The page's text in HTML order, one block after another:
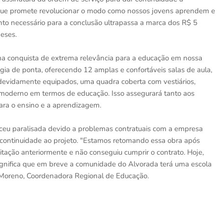
promete revolucionar o modo como nossos jovens aprendem e
necessário para a conclusão ultrapassa a marca dos R$ 5
conquista de extrema relevância para a educação em nossa
de ponta, oferecendo 12 amplas e confortáveis salas de aula,
equipados, uma quadra coberta com vestiários,
em termos de educação. Isso assegurará tanto aos
o ensino e a aprendizagem.
paralisada devido a problemas contratuais com a empresa
ao projeto. "Estamos retomando essa obra após
anteriormente e não conseguiu cumprir o contrato. Hoje,
que em breve a comunidade do Alvorada terá uma escola
Coordenadora Regional de Educação.